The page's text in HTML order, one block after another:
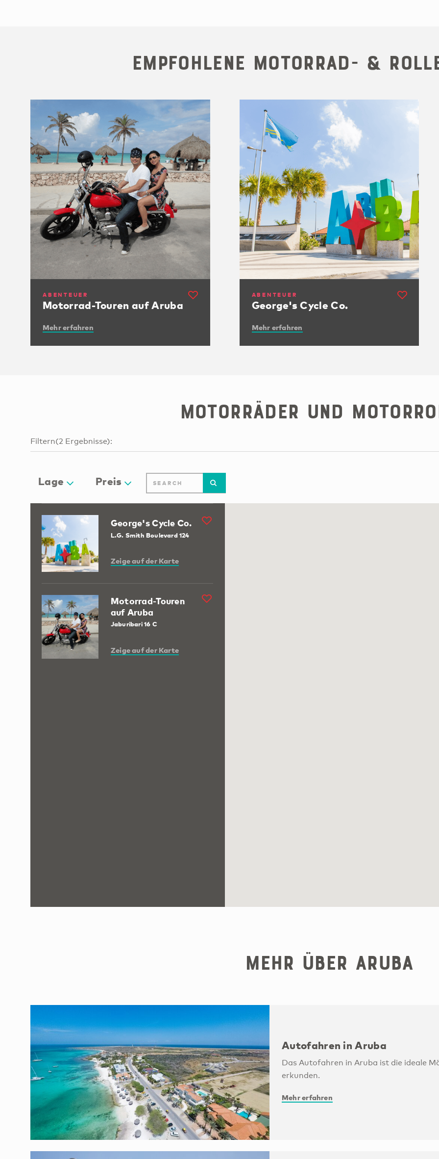
Empfohlene Motorrad- &
ABENTEUER
Motorrad-Touren auf Aruba
Mehr erfahren
ABENTEUER
George's Cycle Co.
Mehr erfahren
Motorräder und
Filtern(2 Ergebnisse):
Lage Preis
George's Cycle Co.
L.G. Smith Boulevard 124
Zeige auf der Karte
Motorrad-Touren
auf Aruba
Jaburibari 16 C
Zeige auf der Karte
Mehr über Aruba
Autofahren in Aruba
Das Autofahren in Aruba ist die ideale
erkunden.
Mehr erfahren